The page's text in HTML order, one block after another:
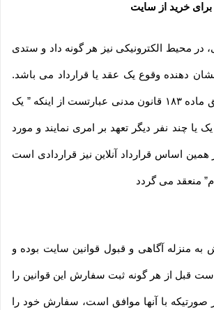
برای خرید از سایت
در محیط الکترونیکی نیز هر گونه داد و ستدی
دهنده وقوع یک عقد یا قرارداد می باشد.
عقد یا قرارداد مطابق ماده ۱۸۳ قانون مدنی عبارتست از اینکه ” یک
یا چند نفر دیگر تعهد بر امری نمایند و مورد
همین اساس قرارداد آنلاین نیز قراردادی است
منعقد می گردد
منزله آگاهی و قبول قوانین سایت بوده و
قبل از هر گونه ثبت سفارش این قوانین را
صورتیکه با آنها موافق است، سفارش خود را